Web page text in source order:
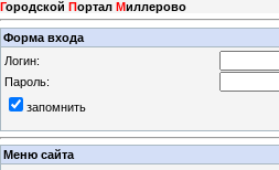
Городской Портал Миллерово
Форма входа
Логин:
Пароль:
запомнить
Меню сайта